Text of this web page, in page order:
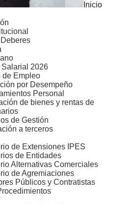
Inicio
Salarial 2026
de Empleo
por Desempeño
Personal
de bienes y rentas de
de Gestión
a terceros
de Extensiones IPES
de Entidades
Alternativas Comerciales
de Agremiaciones
Públicos y Contratistas